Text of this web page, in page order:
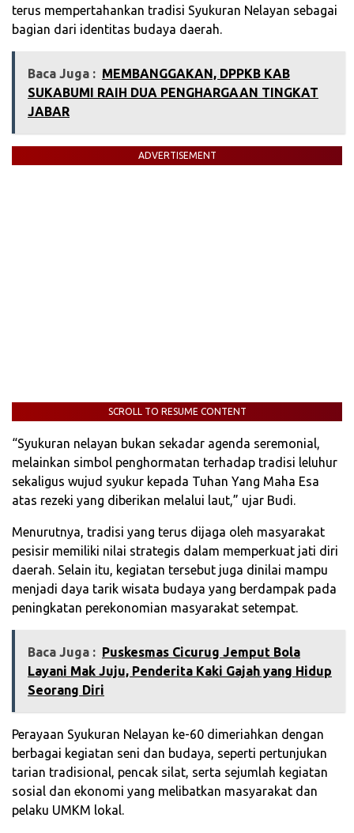
terus mempertahankan tradisi Syukuran Nelayan sebagai
bagian dari identitas budaya daerah.
Baca Juga : MEMBANGGAKAN, DPPKB KAB
SUKABUMI RAIH DUA PENGHARGAAN TINGKAT
JABAR
ADVERTISEMENT
SCROLL TO RESUME CONTENT
“Syukuran nelayan bukan sekadar agenda seremonial,
melainkan simbol penghormatan terhadap tradisi leluhur
sekaligus wujud syukur kepada Tuhan Yang Maha Esa
atas rezeki yang diberikan melalui laut,” ujar Budi.
Menurutnya, tradisi yang terus dijaga oleh masyarakat
pesisir memiliki nilai strategis dalam memperkuat jati diri
daerah. Selain itu, kegiatan tersebut juga dinilai mampu
menjadi daya tarik wisata budaya yang berdampak pada
peningkatan perekonomian masyarakat setempat.
Baca Juga : Puskesmas Cicurug Jemput Bola
Layani Mak Juju, Penderita Kaki Gajah yang Hidup
Seorang Diri
Perayaan Syukuran Nelayan ke-60 dimeriahkan dengan
berbagai kegiatan seni dan budaya, seperti pertunjukan
tarian tradisional, pencak silat, serta sejumlah kegiatan
sosial dan ekonomi yang melibatkan masyarakat dan
pelaku UMKM lokal.